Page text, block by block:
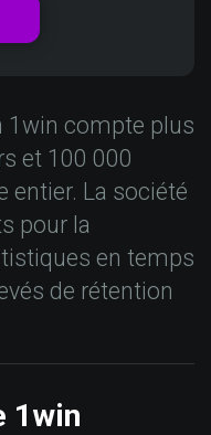
1win compte plus
et 100 000
entier. La société
pour la
en temps
de rétention
1win